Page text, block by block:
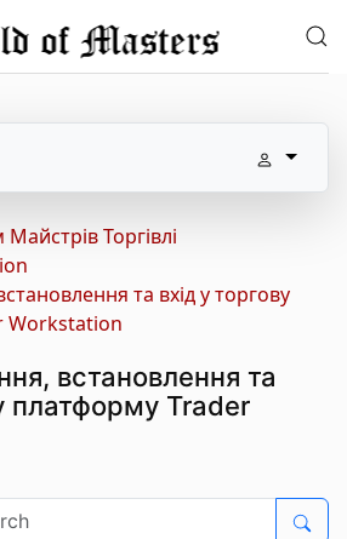
Торгівлі
та вхід у торгову
Workstation
встановлення та
платформу Trader